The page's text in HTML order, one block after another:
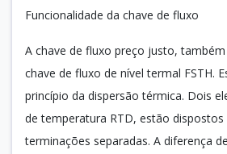
Funcionalidade da chave de fluxo
A chave de fluxo preço justo,
chave de fluxo de nível termal FSTH.
princípio da dispersão térmica. Dois
de temperatura RTD, estão
terminações separadas. A diferença